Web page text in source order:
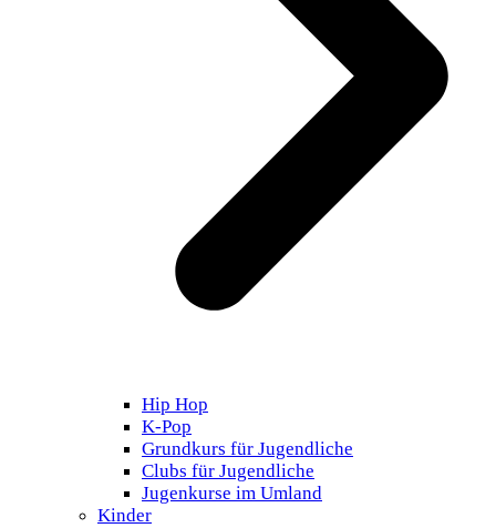
Hip Hop
K-Pop
Grundkurs für Jugendliche
Clubs für Jugendliche
Jugenkurse im Umland
Kinder